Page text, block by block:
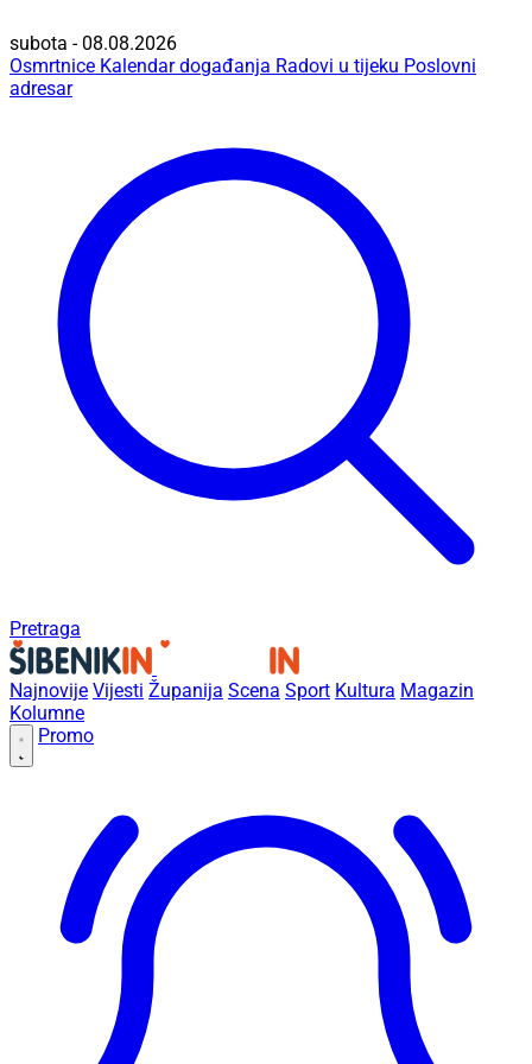
subota - 08.08.2026
Osmrtnice Kalendar događanja Radovi u tijeku Poslovni
adresar
Pretraga
Najnovije Vijesti Županija Scena Sport Kultura Magazin
Kolumne
Promo